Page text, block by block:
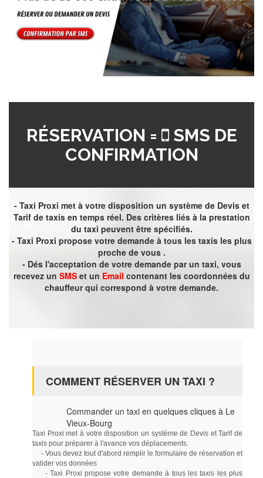
RÉSERVATION =
SMS DE
CONFIRMATION
- Taxi Proxi met à votre disposition un système de Devis et
Tarif de taxis en temps réel. Des critères liés à la prestation
du taxi peuvent être spécifiés.
- Taxi Proxi propose votre demande à tous les taxis les plus
proche de vous .
- Dés l'acceptation de votre demande par un taxi, vous
recevez un SMSet un Email contenant les coordonnées du
chauffeur qui correspond à votre demande.
COMMENT RÉSERVER UN TAXI ?
Commander un taxi en quelques cliques à Le
Vieux-Bourg
Taxi Proxi met à votre disposition un système de Devis et Tarif de
taxis pour préparer à l'avance vos déplacements.
- Vous devez tout d'abord remplir le formulaire de réservation et
valider vos données
- Taxi Proxi propose votre demande à tous les taxis les plus